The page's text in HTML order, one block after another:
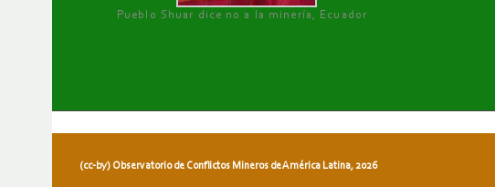
Pueblo Shuar dice no a la minería, Ecuador
(cc-by) Observatorio de Conflictos Mineros de América Latina, 2026